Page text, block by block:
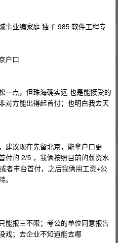
事业编家庭 独子 985 软件工程专
户口
一点，但珠海确实远 也是能接受的
对方能出得起首付；也明白我去天
建议现在先留北京，能拿户口更
付的 2/5 ，我俩按照目前的薪资水
者丰台首付，之后我俩用工资+公
能报三不限；考公的单位同意报告
戏；去企业不知道能去哪